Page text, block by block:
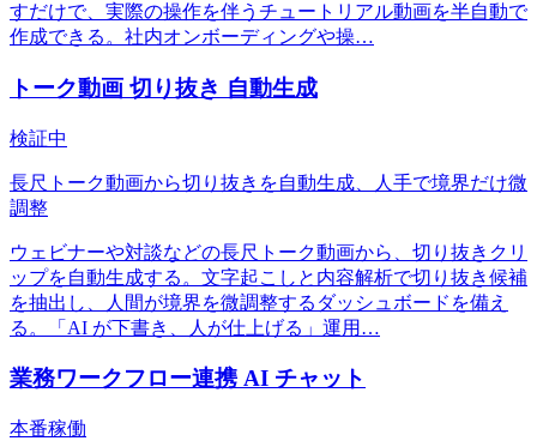
すだけで、実際の操作を伴うチュートリアル動画を半自動で
作成できる。社内オンボーディングや操…
トーク動画 切り抜き 自動生成
検証中
長尺トーク動画から切り抜きを自動生成、人手で境界だけ微
調整
ウェビナーや対談などの長尺トーク動画から、切り抜きクリ
ップを自動生成する。文字起こしと内容解析で切り抜き候補
を抽出し、人間が境界を微調整するダッシュボードを備え
る。「AI が下書き、人が仕上げる」運用 …
業務ワークフロー連携 AI チャット
本番稼働